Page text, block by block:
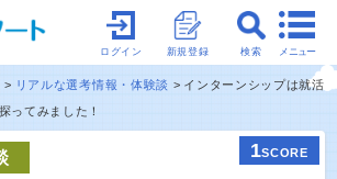
メニュー
検索
新規登録
ログイン
リアルな選考情報・体験談
インターンシップは就活
ってみました！
1SCORE